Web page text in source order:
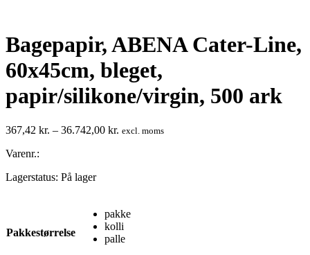
Bagepapir, ABENA Cater-Line,
60x45cm, bleget,
papir/silikone/virgin, 500 ark
367,42 kr. – 36.742,00 kr. Prisinterval:
excl. moms
Varenr.:
Lagerstatus: På lager
Pakkestørrelse
pakke
kolli
palle